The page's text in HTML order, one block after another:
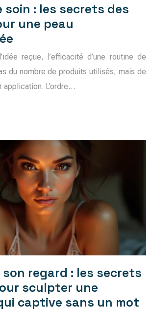
soin : les secrets des
une peau
reçue, l’efficacité d’une routine de
du nombre de produits utilisés, mais de
application. L’ordre…
regard : les secrets
sculpter une
captive sans un mot